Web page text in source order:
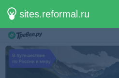
sites.reformal.ru